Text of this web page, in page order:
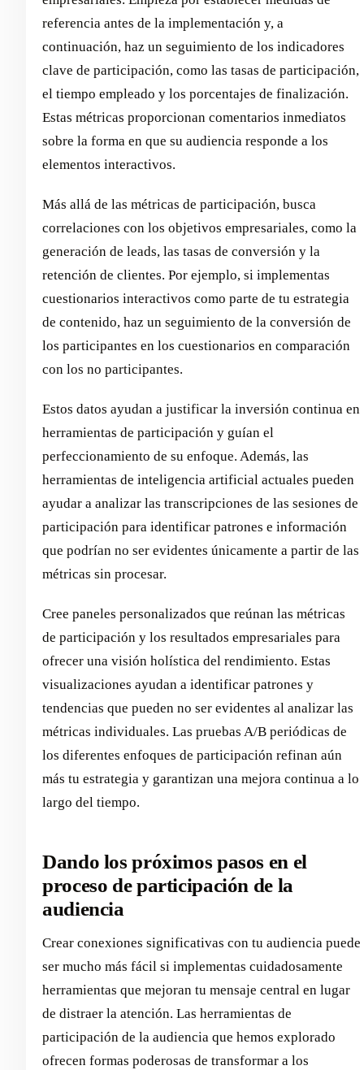
referencia antes de la implementación y, a
continuación, haz un seguimiento de los indicadores
clave de participación, como las tasas de participación,
el tiempo empleado y los porcentajes de finalización.
Estas métricas proporcionan comentarios inmediatos
sobre la forma en que su audiencia responde a los
elementos interactivos.
Más allá de las métricas de participación, busca
correlaciones con los objetivos empresariales, como la
generación de leads, las tasas de conversión y la
retención de clientes. Por ejemplo, si implementas
cuestionarios interactivos como parte de tu estrategia
de contenido, haz un seguimiento de la conversión de
los participantes en los cuestionarios en comparación
con los no participantes.
Estos datos ayudan a justificar la inversión continua en
herramientas de participación y guían el
perfeccionamiento de su enfoque. Además, las
herramientas de inteligencia artificial actuales pueden
ayudar a analizar las transcripciones de las sesiones de
participación para identificar patrones e información
que podrían no ser evidentes únicamente a partir de las
métricas sin procesar.
Cree paneles personalizados que reúnan las métricas
de participación y los resultados empresariales para
ofrecer una visión holística del rendimiento. Estas
visualizaciones ayudan a identificar patrones y
tendencias que pueden no ser evidentes al analizar las
métricas individuales. Las pruebas A/B periódicas de
los diferentes enfoques de participación refinan aún
más tu estrategia y garantizan una mejora continua a lo
largo del tiempo.
Dando los próximos pasos en el
proceso de participación de la
audiencia
Crear conexiones significativas con tu audiencia puede
ser mucho más fácil si implementas cuidadosamente
herramientas que mejoran tu mensaje central en lugar
de distraer la atención. Las herramientas de
participación de la audiencia que hemos explorado
ofrecen formas poderosas de transformar a los